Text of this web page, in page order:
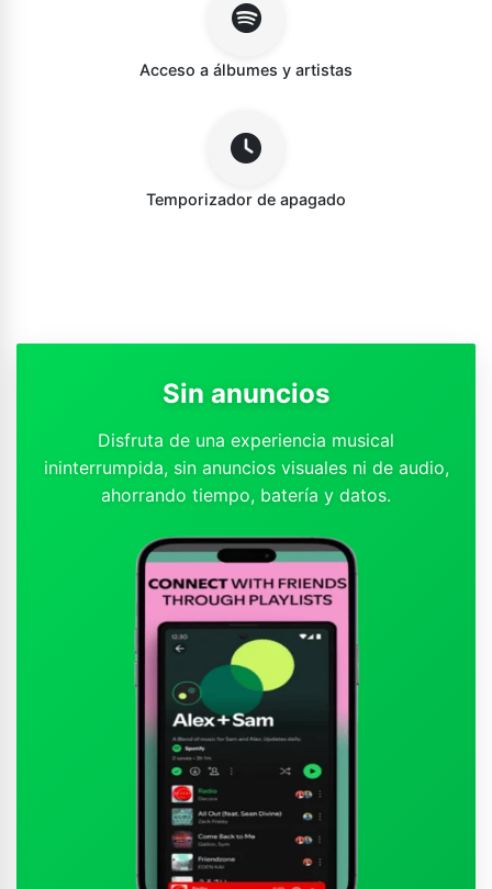
Acceso a álbumes y artistas
Temporizador de apagado
Sin anuncios
Disfruta de una experiencia musical
ininterrumpida, sin anuncios visuales ni de audio,
ahorrando tiempo, batería y datos.